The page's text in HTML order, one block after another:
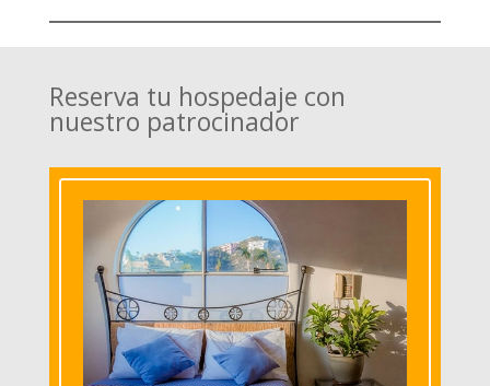
Reserva tu hospedaje con
nuestro patrocinador